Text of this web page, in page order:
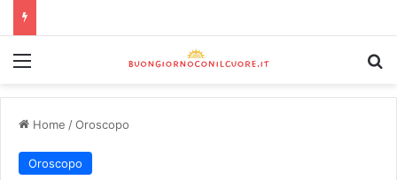
Home /Oroscopo
Oroscopo